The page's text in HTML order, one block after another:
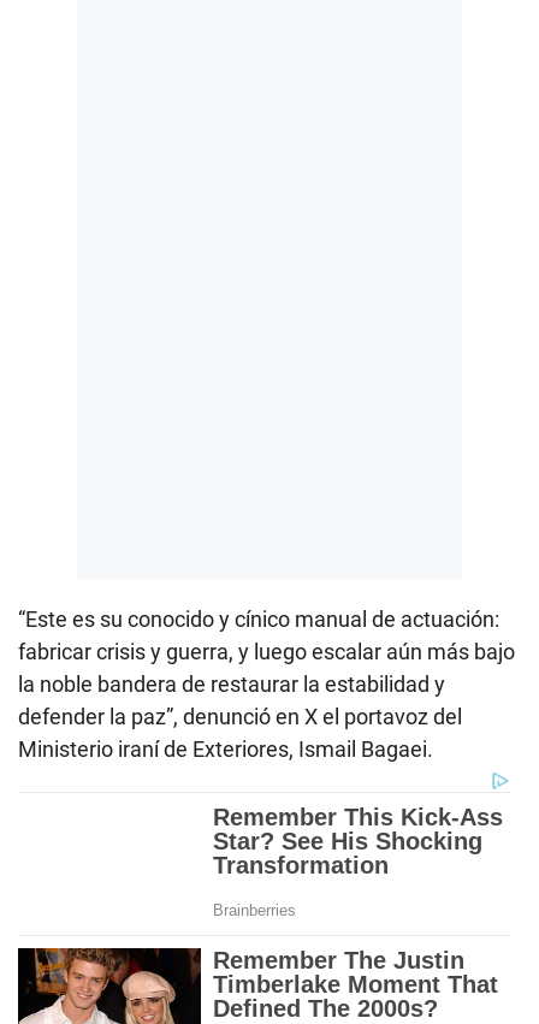
“Este es su conocido y cínico manual de actuación:
fabricar crisis y guerra, y luego escalar aún más bajo
la noble bandera de restaurar la estabilidad y
defender la paz”, denunció en X el portavoz del
Ministerio iraní de Exteriores, Ismail Bagaei.